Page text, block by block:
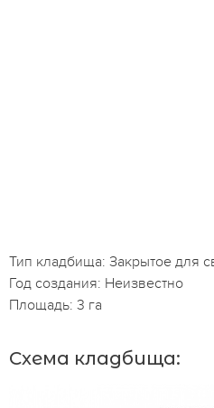
Тип кладбища: Закрытое для
Год создания: Неизвестно
Площадь: 3 га
Схема кладбища: